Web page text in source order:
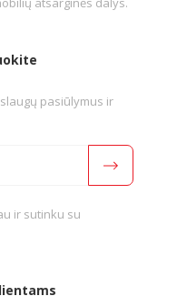
pasiūlymus ir
ir sutinku su